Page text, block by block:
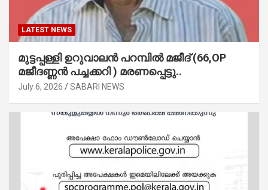
LATEST NEWS
മുട്ടപ്പള്ളി ഉറുവാലൻ പറമ്പിൽ മജീദ് (66,OP
മജീദണ്ണൻ പച്ചക്കറി ) മരണപ്പെട്ടു..
July 6, 2026 SABARI NEWS